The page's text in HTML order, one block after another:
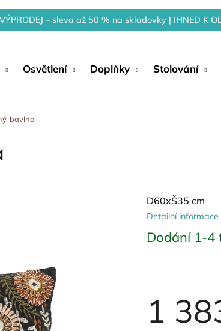
– sleva až 50 % na skladovky | IHNED K
Osvětlení Doplňky Stolování
bavlna
1
Dodání 1-4
D60xŠ35 cm
Detailní informace